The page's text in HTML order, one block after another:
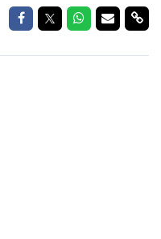
Delen op Facebook
Delen op Twitter
Delen op
Delen